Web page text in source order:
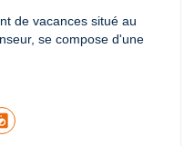
de vacances situé au
se compose d'une